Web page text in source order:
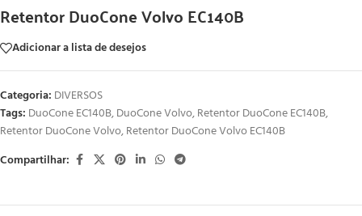
Retentor DuoCone Volvo EC140B
Adicionar a lista de desejos
Categoria: DIVERSOS
Tags: DuoCone EC140B,DuoCone Volvo,Retentor DuoCone EC140B,
Retentor DuoCone Volvo,Retentor DuoCone Volvo EC140B
Compartilhar: